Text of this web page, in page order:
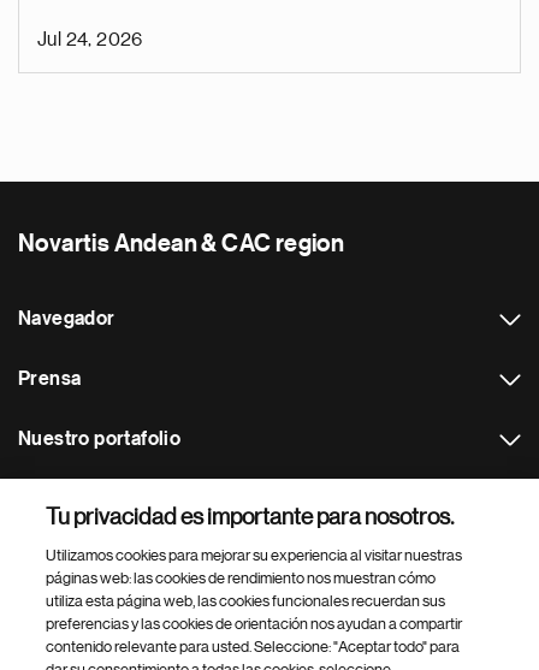
Jul 24, 2026
Novartis Andean & CAC region
Navegador
Prensa
Nuestro portafolio
Footer Site Search
Tu privacidad es importante para nosotros.
Utilizamos cookies para mejorar su experiencia al visitar nuestras
páginas web: las cookies de rendimiento nos muestran cómo
utiliza esta página web, las cookies funcionales recuerdan sus
preferencias y las cookies de orientación nos ayudan a compartir
contenido relevante para usted. Seleccione: "Aceptar todo" para